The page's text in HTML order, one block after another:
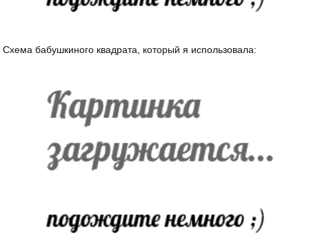
Схема бабушкиного квадрата, который я использовала: